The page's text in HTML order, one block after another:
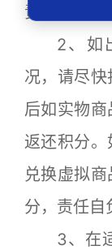
责任与纠纷
2、如出
况，请尽
后如实物商
返还积分
兑换虚拟
分，责任自
3、在适